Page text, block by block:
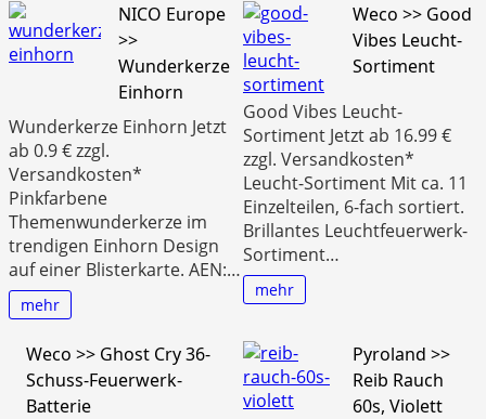
NICO Europe
>>
Wunderkerze
Einhorn
Wunderkerze Einhorn Jetzt
ab 0.9 € zzgl.
Versandkosten*
Pinkfarbene
Themenwunderkerze im
trendigen Einhorn Design
auf einer Blisterkarte. AEN:…
mehr
Weco >> Good
Vibes Leucht-
Sortiment
Good Vibes Leucht-
Sortiment Jetzt ab 16.99 €
zzgl. Versandkosten*
Leucht-Sortiment Mit ca. 11
Einzelteilen, 6-fach sortiert.
Brillantes Leuchtfeuerwerk-
Sortiment…
mehr
Weco >> Ghost Cry 36-
Schuss-Feuerwerk-
Batterie
Pyroland >>
Reib Rauch
60s, Violett